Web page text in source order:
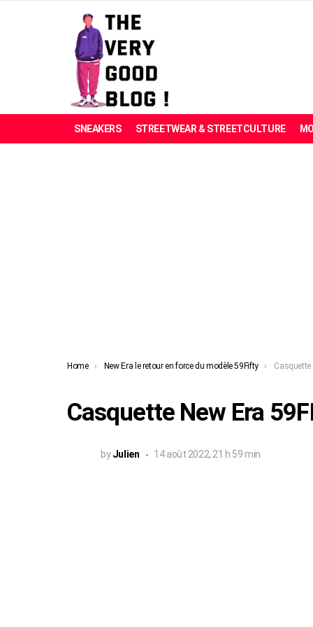
SNEAKERS STREETWEAR & STREETCULTURE
You are here:
Home New Era le retour en force du modèle 59Fifty Casquette
Casquette New Era
by Julien 14 août 2022, 21 h 59 min